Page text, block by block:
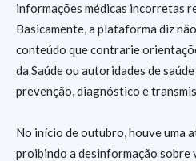
informações médicas incorretas
Basicamente, a plataforma diz
conteúdo que contrarie
da Saúde ou autoridades de
prevenção, diagnóstico e
No início de outubro, houve uma
proibindo a desinformação sobre